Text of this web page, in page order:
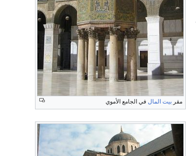
مقر بيت المال في الجامع الأموي